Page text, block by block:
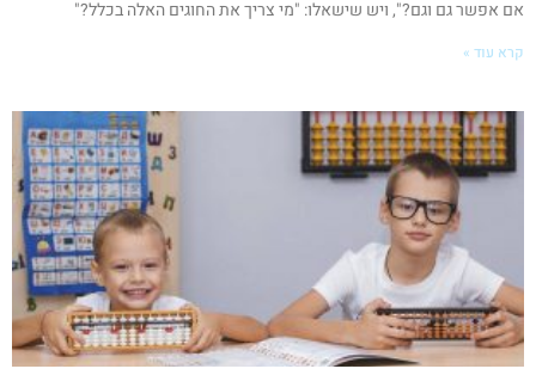
אם אפשר גם וגם?", ויש שישאלו: "מי צריך את החוגים האלה בכלל?"
קרא עוד »